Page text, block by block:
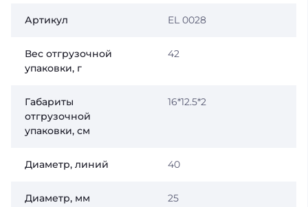
Артикул EL 0028
Вес отгрузочной
упаковки, г
42
Габариты
отгрузочной
упаковки, см
16*12.5*2
Диаметр, линий 40
Диаметр, мм 25